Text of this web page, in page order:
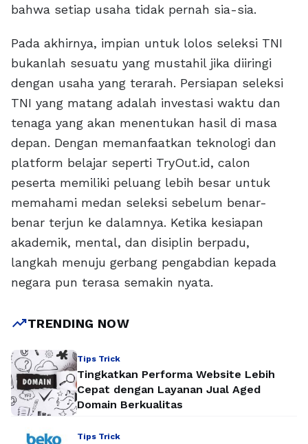
bahwa setiap usaha tidak pernah sia-sia.
Pada akhirnya, impian untuk lolos seleksi TNI
bukanlah sesuatu yang mustahil jika diiringi
dengan usaha yang terarah. Persiapan seleksi
TNI yang matang adalah investasi waktu dan
tenaga yang akan menentukan hasil di masa
depan. Dengan memanfaatkan teknologi dan
platform belajar seperti TryOut.id, calon
peserta memiliki peluang lebih besar untuk
memahami medan seleksi sebelum benar-
benar terjun ke dalamnya. Ketika kesiapan
akademik, mental, dan disiplin berpadu,
langkah menuju gerbang pengabdian kepada
negara pun terasa semakin nyata.
trending_upTRENDING NOW
Tips Trick
Tingkatkan Performa Website Lebih
Cepat dengan Layanan Jual Aged
Domain Berkualitas
Tips Trick